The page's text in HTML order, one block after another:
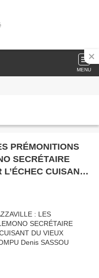
MENU
PRÉMONITIONS
SECRÉTAIRE
CUISANT
ET
NGUESSO